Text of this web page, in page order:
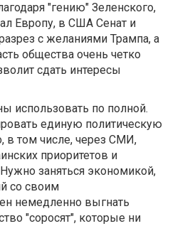
"гению" Зеленского,
Европу, в США Сенат и
с желаниями Трампа, а
общества очень четко
сдать интересы
использовать по полной.
единую политическую
в том числе, через СМИ,
приоритетов и
заняться экономикой,
со своим
немедленно выгнать
"соросят", которые ни